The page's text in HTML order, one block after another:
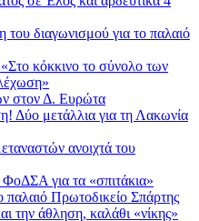
διαγωνισμού για το παλαιό
κόκκινο το σύνολο των
στον Δ. Ευρώτα
Δύο μετάλλια για τη Λακωνία
ανοιχτά του
για τα «σπιτάκια»
παλαιό Πρωτοδικείο Σπάρτης
την άθληση, καλάθι «νίκης»